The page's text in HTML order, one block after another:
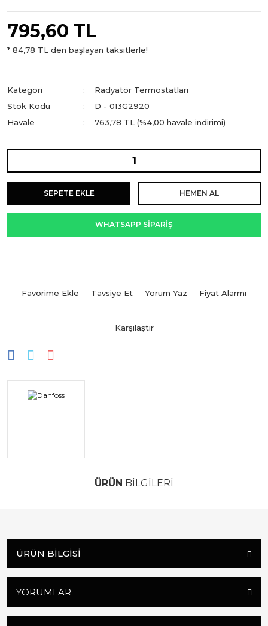
795,60 TL
* 84,78 TL den başlayan taksitlerle!
Kategori
Radyatör Termostatları
Stok Kodu
D - 013G2920
Havale
763,78 TL (%4,00 havale indirimi)
SEPETE EKLE HEMEN AL
WHATSAPP SİPARİŞ
Tavsiye Et Yorum Yaz Fiyat Alarmı
Karşılaştır
ÜRÜN BİLGİLERİ
ÜRÜN BILGISI
YORUMLAR